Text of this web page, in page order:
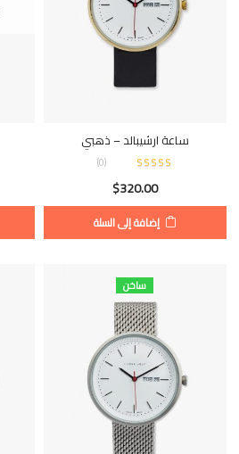
ساعة ارشيبالد – ذهبي
(
0
)
$320.00
إضافة إلى السلة
ساخن